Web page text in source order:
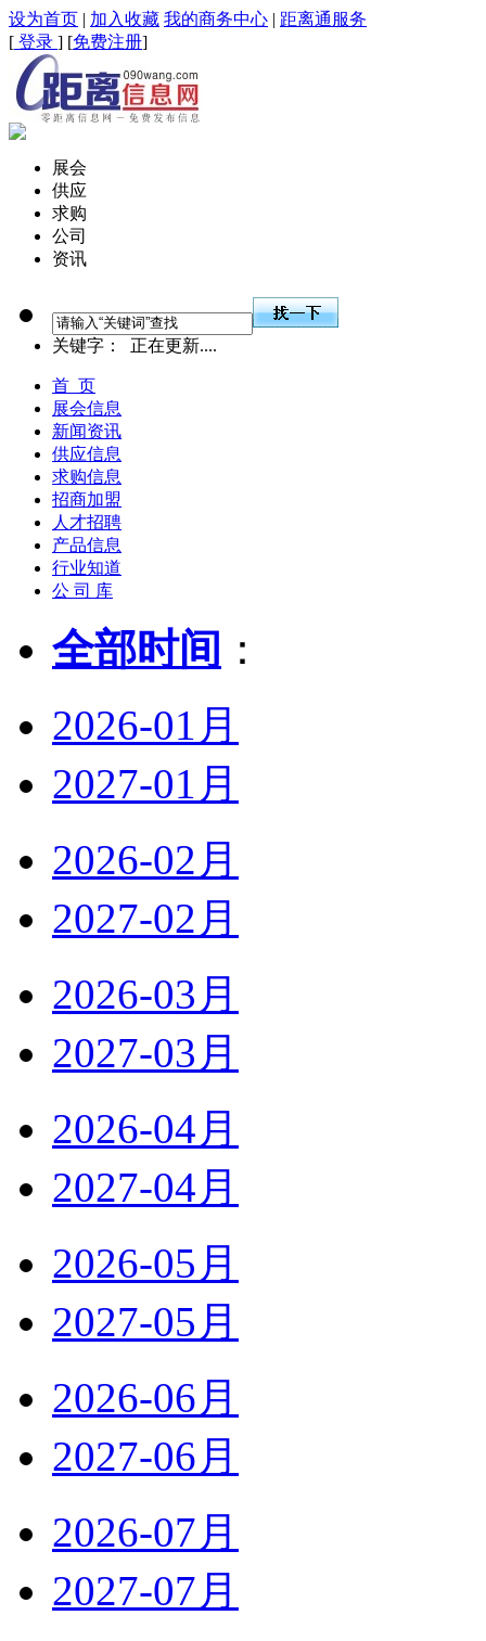
设为首页 | 加入收藏 我的商务中心 | 距离通服务
[ 登录 ] [免费注册]
展会
供应
求购
公司
资讯
关键字： 正在更新....
首 页
展会信息
新闻资讯
供应信息
求购信息
招商加盟
人才招聘
产品信息
行业知道
公 司 库
全部时间 ：
2026-01月
2027-01月
2026-02月
2027-02月
2026-03月
2027-03月
2026-04月
2027-04月
2026-05月
2027-05月
2026-06月
2027-06月
2026-07月
2027-07月